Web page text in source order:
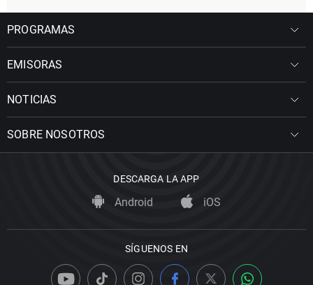
PROGRAMAS
EMISORAS
NOTICIAS
SOBRE NOSOTROS
DESCARGA LA APP
Android iOS
SÍGUENOS EN